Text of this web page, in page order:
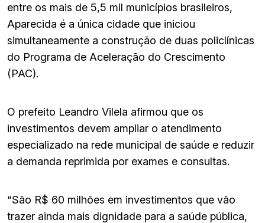
entre os mais de 5,5 mil municípios brasileiros,
Aparecida é a única cidade que iniciou
simultaneamente a construção de duas policlínicas
do Programa de Aceleração do Crescimento
(PAC).
O prefeito Leandro Vilela afirmou que os
investimentos devem ampliar o atendimento
especializado na rede municipal de saúde e reduzir
a demanda reprimida por exames e consultas.
“São R$ 60 milhões em investimentos que vão
trazer ainda mais dignidade para a saúde pública,